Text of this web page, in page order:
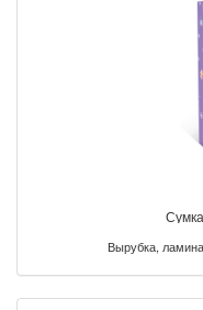
Вырубка,